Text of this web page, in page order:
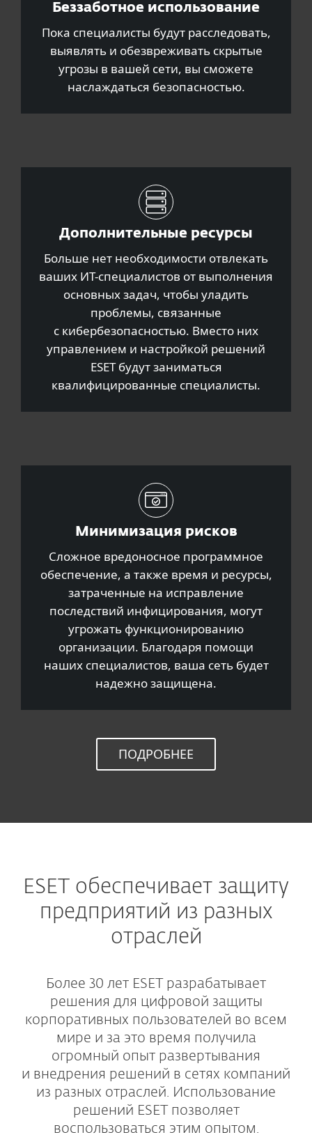
Беззаботное использование
Пока специалисты будут расследовать,
выявлять и обезвреживать скрытые
угрозы в вашей сети, вы сможете
наслаждаться безопасностью.
Дополнительные ресурсы
Больше нет необходимости отвлекать
ваших ИТ-специалистов от выполнения
основных задач, чтобы уладить
проблемы, связанные
с кибербезопасностью. Вместо них
управлением и настройкой решений
ESET будут заниматься
квалифицированные специалисты.
Минимизация рисков
Сложное вредоносное программное
обеспечение, а также время и ресурсы,
затраченные на исправление
последствий инфицирования, могут
угрожать функционированию
организации. Благодаря помощи
наших специалистов, ваша сеть будет
надежно защищена.
ПОДРОБНЕЕ
ESET обеспечивает защиту
предприятий из разных
отраслей
Более 30 лет ESET разрабатывает
решения для цифровой защиты
корпоративных пользователей во всем
мире и за это время получила
огромный опыт развертывания
и внедрения решений в сетях компаний
из разных отраслей. Использование
решений ESET позволяет
воспользоваться этим опытом.